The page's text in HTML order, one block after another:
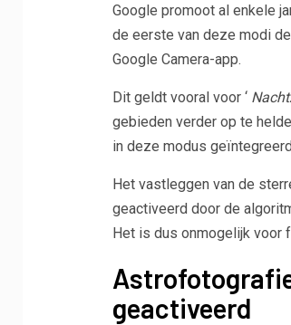
Google promoot al enkele
de eerste van deze modi
Google Camera-app.
Dit geldt vooral voor ‘
gebieden verder op te
in deze modus
Het vastleggen van de
geactiveerd door de
Het is dus onmogelijk voor
geactiveerd